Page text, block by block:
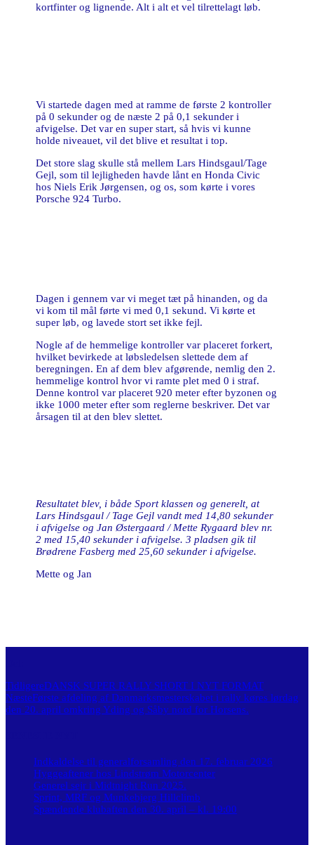
kortfinter og lignende. Alt i alt et vel tilrettelagt løb.
Vi startede dagen med at ramme de første 2 kontroller
på 0 sekunder og de næste 2 på 0,1 sekunder i
afvigelse. Det var en super start, så hvis vi kunne
holde niveauet, vil det blive et resultat i top.
Det store slag skulle stå mellem Lars Hindsgaul/Tage
Gejl, som til lejligheden havde lånt en Honda Civic
hos Niels Erik Jørgensen, og os, som kørte i vores
Porsche 924 Turbo.
Dagen i gennem var vi meget tæt på hinanden, og da
vi kom til mål førte vi med 0,1 sekund. Vi kørte et
super løb, og lavede stort set ikke fejl.
Nogle af de hemmelige kontroller var placeret forkert,
hvilket bevirkede at løbsledelsen slettede dem af
beregningen. En af dem blev afgørende, nemlig den 2.
hemmelige kontrol hvor vi ramte plet med 0 i straf.
Denne kontrol var placeret 920 meter efter byzonen og
ikke 1000 meter efter som reglerne beskriver. Det var
årsagen til at den blev slettet.
Resultatet blev, i både Sport klassen og generelt, at
Lars Hindsgaul / Tage Gejl vandt med 14,80 sekunder
i afvigelse og Jan Østergaard / Mette Rygaard blev nr.
2 med 15,40 sekunder i afvigelse. 3 pladsen gik til
Brødrene Fasberg med 25,60 sekunder i afvigelse.
Mette og Jan
TidligereDANSK SUPER RALLY SHORT I NYT FORMAT
NæsteFørste afdeling af Danmarksmesterskabet i rally køres lørdag
den 20. april omkring Yding og Såby nord for Horsens.
Indkaldelse til generalforsamling den 17. februar 2026
Hyggeaftener hos Lindstrøm Motorcenter
Generel sejr i Midtnight Run 2025.
Sprint, MRF og Munkebjerg Hillclimb
Spændende klubaften den 30. april – kl. 19:00